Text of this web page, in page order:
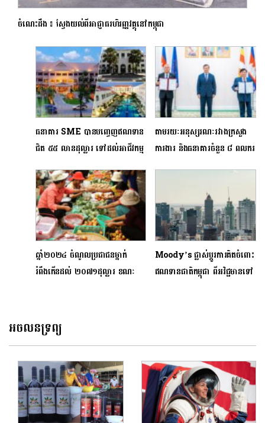
ចំណេះដឹង ៖ ស្វែងយល់ពីអាជ្ញាធរហិរញ្ញវត្ថុនៅកម្ពុជា
ធនាគារ SME បានបញ្ចេញឥណទាន
ជិត ៥៥ លានដុល្លារ ទៅដល់អាជីវកម្ម
តាមរយៈអនុស្សរណៈរវាងក្រសួង
ការងារ និងធនាគារចំនួន ៨ ពលករ
ឆ្នាំ២០២៤ ចំណូលប្រជាជនម្នាក់
រំពឹងកើនដល់ ២០៧១ដុល្លារ ខណៈ
Moody’s ផ្លាស់ប្ដូរការគិតចំពោះ
ឥណទានជាតិកម្ពុជា ពីអវិជ្ជមានទៅ
អចលនទ្រព្យ